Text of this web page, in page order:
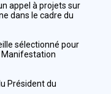
appel à projets sur
dans le cadre du
sélectionné pour
Manifestation
Président du